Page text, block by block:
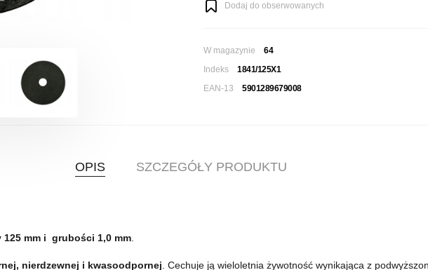
Dodaj do obserwowanych
W magazynie
64
Indeks
1841/125X1
EAN-13
5901289679008
OPIS SZCZEGÓŁY PRODUKTU
mm i grubości 1,0 mm
nierdzewnej i kwasoodpornej . Cechuje ją wieloletnia żywotność wynikająca z